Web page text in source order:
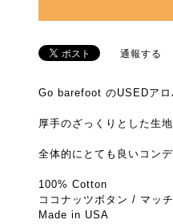
通報する
Go barefoot のUSEDアロ
厚手のざっくりとした生地
全体的にとても良いコンデ
100% Cotton
ココナッツボタン / マッ
Made in USA